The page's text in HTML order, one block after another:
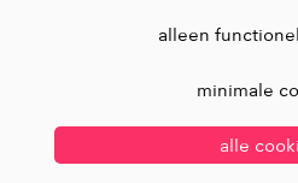
alleen
minimale
alle